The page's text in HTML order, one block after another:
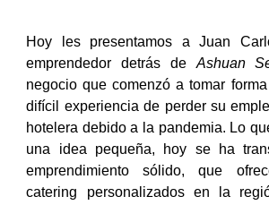
Hoy les presentamos a Juan
emprendedor detrás de Ashuan
negocio que comenzó a tomar
difícil experiencia de perder su
hotelera debido a la pandemia. Lo
una idea pequeña, hoy se ha
emprendimiento sólido, que
catering personalizados en la